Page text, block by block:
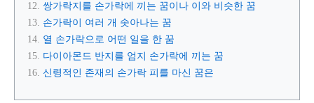
쌍가락지를 손가락에 끼는 꿈이나 이와 비슷한 꿈
손가락이 여러 개 솟아나는 꿈
열 손가락으로 어떤 일을 한 꿈
다이아몬드 반지를 엄지 손가락에 끼는 꿈
신령적인 존재의 손가락 피를 마신 꿈은